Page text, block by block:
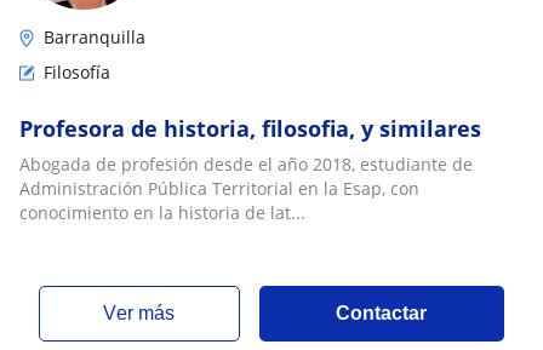
Barranquilla
Filosofía
Profesora de historia, filosofia, y similares
Abogada de profesión desde el año 2018, estudiante de
Administración Pública Territorial en la Esap, con
conocimiento en la historia de lat...
ver más Contactar